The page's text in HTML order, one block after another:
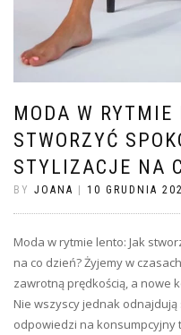
MODA W
STWORZYĆ
STYLIZACJE NA
BY JOANA | 10 GRUDNIA
Moda w rytmie lento: Jak
na co dzień? Żyjemy w
zawrotną prędkością, a nowe
Nie wszyscy jednak
odpowiedzi na konsumpcyjny